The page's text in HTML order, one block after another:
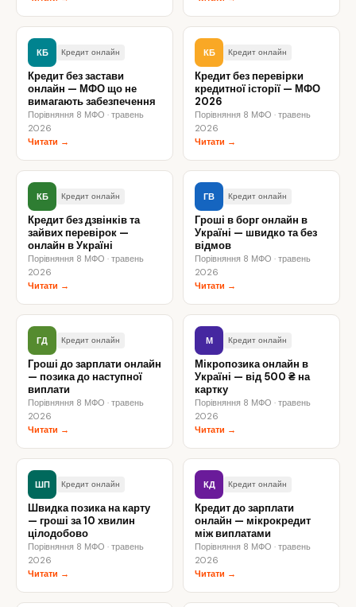
КБ Кредит онлайн
Кредит без застави
онлайн — МФО що не
вимагають забезпечення
Порівняння 8 МФО · травень
2026
Читати →
КБ Кредит онлайн
Кредит без перевірки
кредитної історії — МФО
2026
Порівняння 8 МФО · травень
2026
Читати →
КБ Кредит онлайн
Кредит без дзвінків та
зайвих перевірок —
онлайн в Україні
Порівняння 8 МФО · травень
2026
Читати →
ГВ Кредит онлайн
Гроші в борг онлайн в
Україні — швидко та без
відмов
Порівняння 8 МФО · травень
2026
Читати →
ГД Кредит онлайн
Гроші до зарплати онлайн
— позика до наступної
виплати
Порівняння 8 МФО · травень
2026
Читати →
М Кредит онлайн
Мікропозика онлайн в
Україні — від 500 ₴ на
картку
Порівняння 8 МФО · травень
2026
Читати →
ШП Кредит онлайн
Швидка позика на карту
— гроші за 10 хвилин
цілодобово
Порівняння 8 МФО · травень
2026
Читати →
КД Кредит онлайн
Кредит до зарплати
онлайн — мікрокредит
між виплатами
Порівняння 8 МФО · травень
2026
Читати →